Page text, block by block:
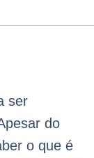
ser
do
o que é